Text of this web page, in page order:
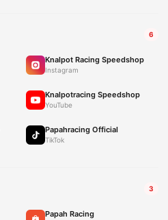
6
Knalpot Racing Speedshop
Instagram
Knalpotracing Speedshop
YouTube
Papahracing Official
TikTok
3
Papah Racing